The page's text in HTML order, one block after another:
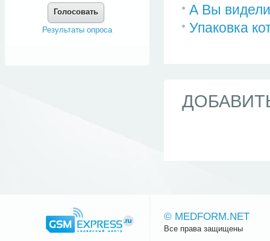
А Вы
Упаковка
Голосовать
Результаты опроса
© MEDFORM.NET
Все права защищены